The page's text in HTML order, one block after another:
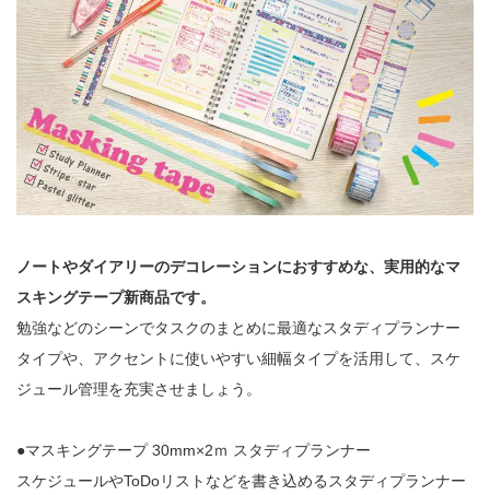
ノートやダイアリーのデコレーションにおすすめな、実用的なマ
スキングテープ新商品です。
勉強などのシーンでタスクのまとめに最適なスタディプランナー
タイプや、アクセントに使いやすい細幅タイプを活用して、スケ
ジュール管理を充実させましょう。
●マスキングテープ 30mm×2ｍ スタディプランナー
スケジュールやToDoリストなどを書き込めるスタディプランナー